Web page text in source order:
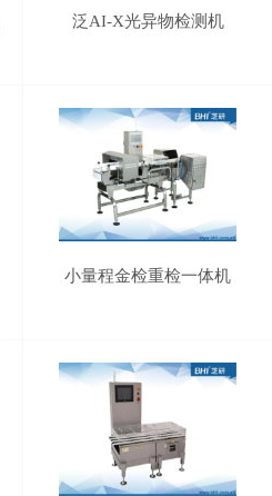
泛AI-X光异物检测机
小量程金检重检一体机